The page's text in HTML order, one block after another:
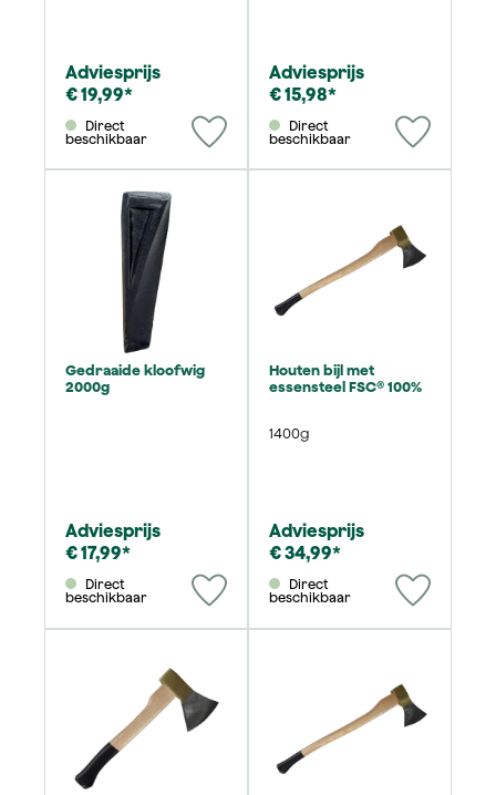
Adviesprijs
€ 19,99*
beschikbaar
Adviesprijs
€ 15,98*
beschikbaar
Gedraaide kloofwig
2000g
Adviesprijs
€ 17,99*
beschikbaar
Houten bijl met
essensteel FSC® 100%
1400g
Adviesprijs
€ 34,99*
beschikbaar